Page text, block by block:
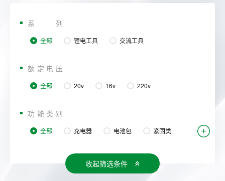
系列
全部 锂电工具 交流工具
额定电压
全部 20v 16v 220v
功能类别
全部 充电器 电池包
紧固类
收起筛选条件